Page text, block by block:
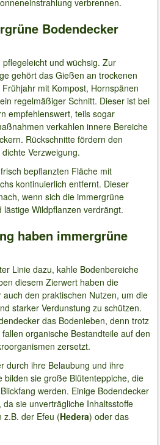
Bodendecker
und wüchsig. Zur
gehört das Gießen an trockenen
mit Kompost, Hornspänen
regelmäßiger Schnitt. Dieser ist bei
empfehlenswert, teils sogar
verkahlen innere Bereiche
Rückschnitte fördern den
Verzweigung.
bepflanzten Fläche mit
kontinuierlich entfernt. Dieser
wenn sich die immergrüne
Wildpflanzen verdrängt.
haben immergrüne
Linie dazu, kahle Bodenbereiche
diesem Zierwert haben die
den praktischen Nutzen, um die
starker Verdunstung zu schützen.
das Bodenleben, denn trotz
organische Bestandteile auf den
zersetzt.
durch ihre Belaubung und ihre
bilden sie große Blütenteppiche, die
werden. Einige Bodendecker
sie unverträgliche Inhaltsstoffe
z.B. der Efeu (Hedera) oder das